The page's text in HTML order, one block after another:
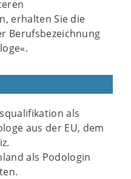
erhalten Sie die
Berufsbezeichnung
als
aus der EU, dem
als Podologin